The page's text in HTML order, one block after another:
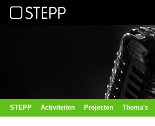
STEPP Activiteiten Projecten Thema's